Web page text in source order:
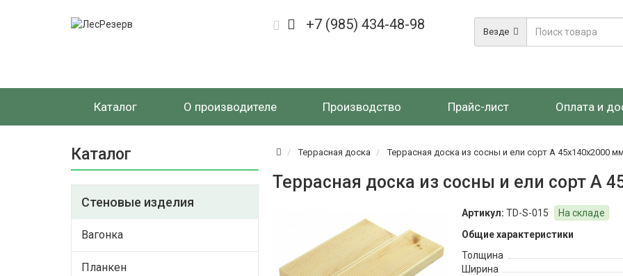
+7 (985) 434-48-98 Везде
Каталог О производителе Производство Прайс-лист Оплата и
Каталог
Стеновые изделия
Вагонка
Планкен
Террасная доска Террасная доска из сосны и ели сорт А 45x140x2000 мм
Террасная доска из сосны и ели сорт А
Артикул: TD-S-015
На складе
Общие характеристики
Толщина
Ширина